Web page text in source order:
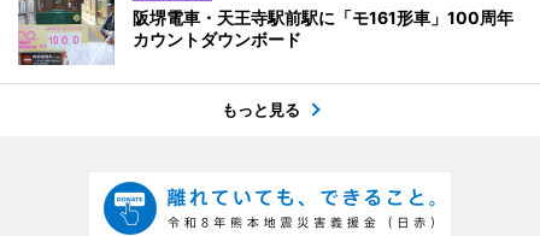
阪堺電車・天王寺駅前駅に「モ161形車」100周年
カウントダウンボード
もっと見る